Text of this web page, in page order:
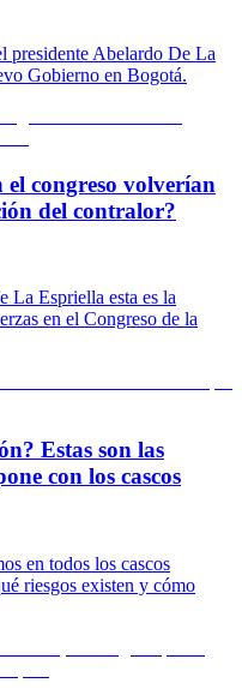
presidente Abelardo De La
Gobierno en Bogotá.
congreso volverían
del contralor?
La Espriella esta es la
en el Congreso de la
Estas son las
con los cascos
en todos los cascos
riesgos existen y cómo